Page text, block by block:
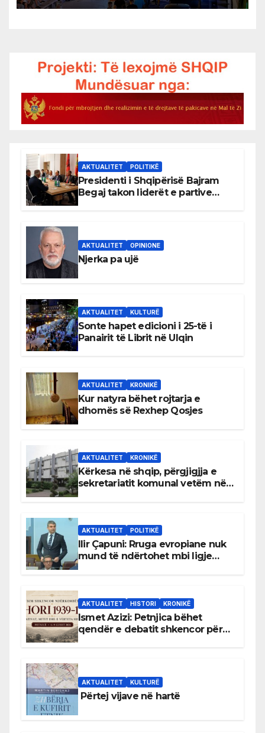
AKTUALITET POLITIKË
Presidenti i Shqipërisë Bajram
Begaj takon liderët e partive
AKTUALITET OPINIONE
Njerka pa ujë
AKTUALITET KULTURË
Sonte hapet edicioni i 25-të i
Panairit të Librit në Ulqin
AKTUALITET KRONIKË
Kur natyra bëhet rojtarja e
dhomës së Rexhep Qosjes
AKTUALITET KRONIKË
Kërkesa në shqip, përgjigjja e
sekretariatit komunal vetëm në
AKTUALITET POLITIKË
Ilir Çapuni: Rruga evropiane nuk
mund të ndërtohet mbi ligje
AKTUALITET HISTORI KRONIKË
Ismet Azizi: Petnjica bëhet
qendër e debatit shkencor për
AKTUALITET KULTURË
Përtej vijave në hartë